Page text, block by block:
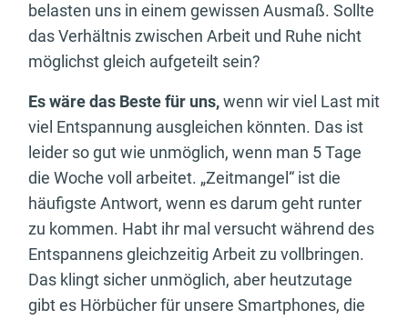
belasten uns in einem gewissen Ausmaß. Sollte
das Verhältnis zwischen Arbeit und Ruhe nicht
möglichst gleich aufgeteilt sein?
Es wäre das Beste für uns,wenn wir viel Last mit
viel Entspannung ausgleichen könnten. Das ist
leider so gut wie unmöglich, wenn man 5 Tage
die Woche voll arbeitet. „Zeitmangel“ ist die
häufigste Antwort, wenn es darum geht runter
zu kommen. Habt ihr mal versucht während des
Entspannens gleichzeitig Arbeit zu vollbringen.
Das klingt sicher unmöglich, aber heutzutage
gibt es Hörbücher für unsere Smartphones, die